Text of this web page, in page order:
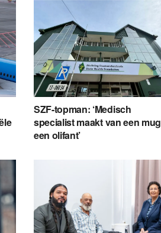
SZF-topman: ‘Medisch
specialist maakt van een mug
een olifant’